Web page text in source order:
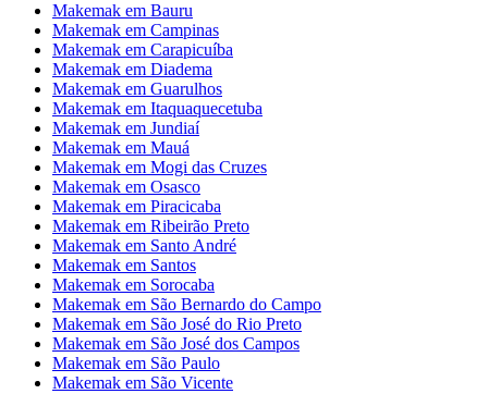
Makemak em Bauru
Makemak em Campinas
Makemak em Carapicuíba
Makemak em Diadema
Makemak em Guarulhos
Makemak em Itaquaquecetuba
Makemak em Jundiaí
Makemak em Mauá
Makemak em Mogi das Cruzes
Makemak em Osasco
Makemak em Piracicaba
Makemak em Ribeirão Preto
Makemak em Santo André
Makemak em Santos
Makemak em Sorocaba
Makemak em São Bernardo do Campo
Makemak em São José do Rio Preto
Makemak em São José dos Campos
Makemak em São Paulo
Makemak em São Vicente